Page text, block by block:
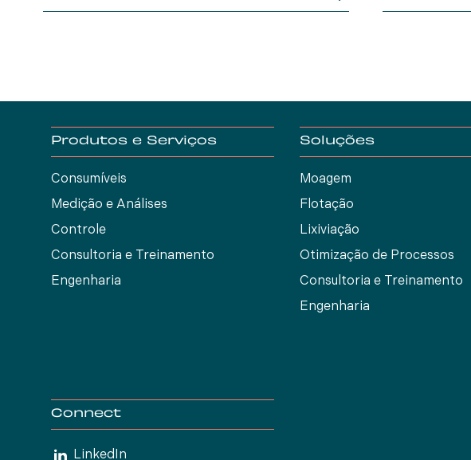
fornecedor anterior.
Produtos e Serviços
Consumíveis
Medição e Análises
Controle
Consultoria e Treinamento
Engenharia
Soluções
Moagem
Flotação
Lixiviação
Otimização de Processos
Consultoria e Treinamento
Engenharia
Connect
LinkedIn